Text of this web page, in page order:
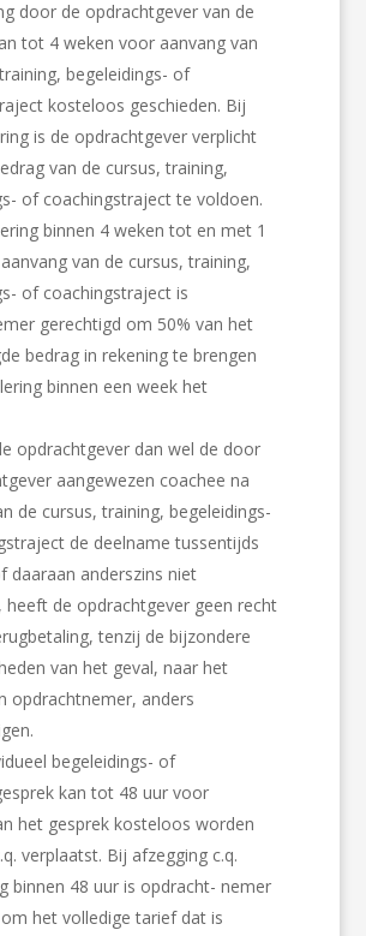
door de opdrachtgever van de
tot 4 weken voor aanvang van
begeleidings- of
kosteloos geschieden. Bij
is de opdrachtgever verplicht
van de cursus, training,
of coachingstraject te voldoen.
binnen 4 weken tot en met 1
van de cursus, training,
of coachingstraject is
gerechtigd om 50% van het
bedrag in rekening te brengen
binnen een week het
opdrachtgever dan wel de door
aangewezen coachee na
de cursus, training, begeleidings-
de deelname tussentijds
daaraan anderszins niet
heeft de opdrachtgever geen recht
tenzij de bijzondere
van het geval, naar het
opdrachtnemer, anders
begeleidings- of
kan tot 48 uur voor
het gesprek kosteloos worden
verplaatst. Bij afzegging c.q.
binnen 48 uur is opdracht- nemer
het volledige tarief dat is